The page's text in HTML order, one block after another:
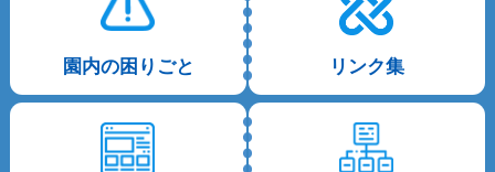
園内の困りごと リンク集